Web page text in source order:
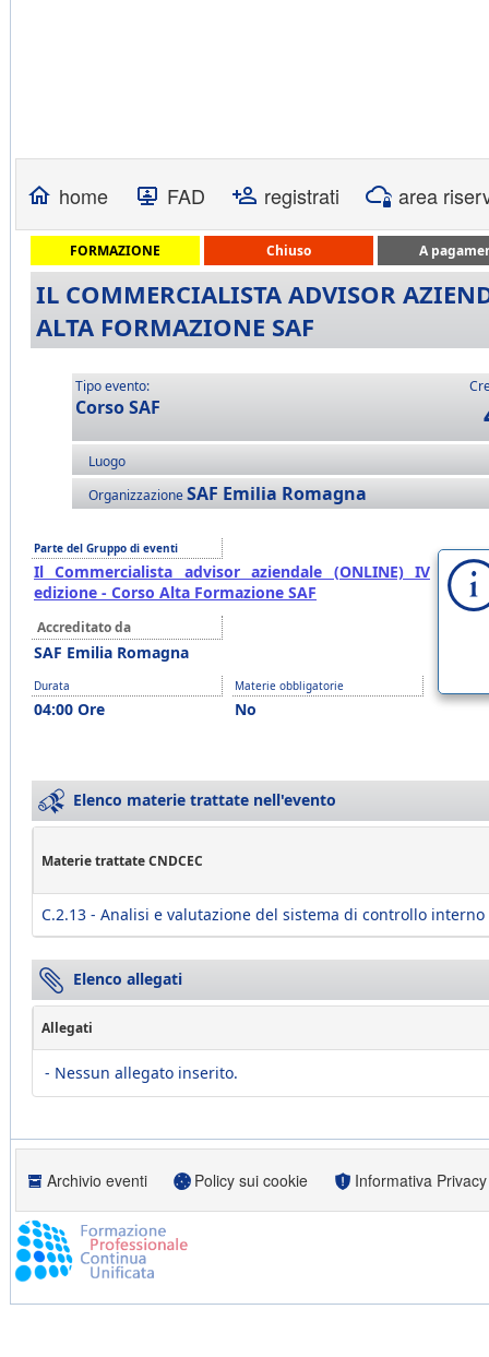
home FAD registrati area
FORMAZIONE Chiuso A
IL COMMERCIALISTA ADVISOR
ALTA FORMAZIONE SAF
Tipo evento:
Corso SAF
Luogo
OrganizzazioneSAF Emilia Romagna
Parte del Gruppo di eventi
Il Commercialista advisor aziendale (ONLINE) IV
edizione - Corso Alta Formazione SAF
Accreditato da
SAF Emilia Romagna
Durata
04:00 Ore
Materie obbligatorie
No
Elenco materie trattate nell'evento
Materie trattate CNDCEC
C.2.13 - Analisi e valutazione del sistema di controllo interno
Elenco allegati
Allegati
- Nessun allegato inserito.
Archivio eventi Policy sui cookie Informativa Privacy